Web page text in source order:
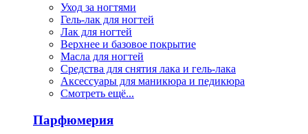
Уход за ногтями
Гель-лак для ногтей
Лак для ногтей
Верхнее и базовое покрытие
Масла для ногтей
Средства для снятия лака и гель-лака
Аксессуары для маникюра и педикюра
Смотреть ещё...
Парфюмерия